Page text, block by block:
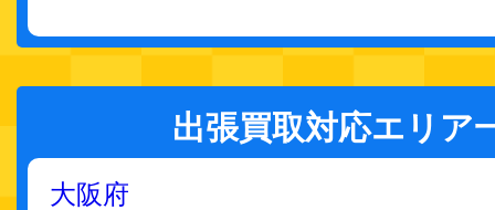
出張買取対応エリア
大阪府